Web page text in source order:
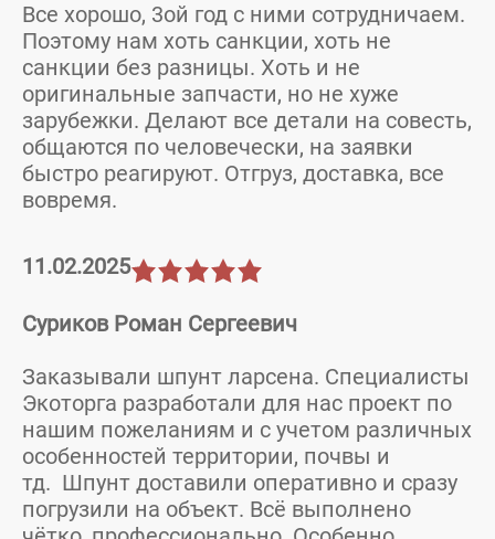
Все хорошо, 3ой год с ними сотрудничаем.
Поэтому нам хоть санкции, хоть не
санкции без разницы. Хоть и не
оригинальные запчасти, но не хуже
зарубежки. Делают все детали на совесть,
общаются по человечески, на заявки
быстро реагируют. Отгруз, доставка, все
вовремя.
11.02.2025
Суриков Роман Сергеевич
Заказывали шпунт ларсена. Специалисты
Экоторга разработали для нас проект по
нашим пожеланиям и с учетом различных
особенностей территории, почвы и
тд. Шпунт доставили оперативно и сразу
погрузили на объект. Всё выполнено